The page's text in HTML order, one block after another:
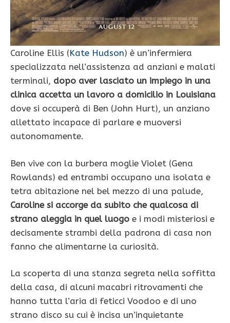
Caroline Ellis (Kate Hudson) è un’infermiera
specializzata nell’assistenza ad anziani e malati
terminali, dopo aver lasciato un impiego in una
clinica accetta un lavoro a domicilio in Louisiana
dove si occuperà di Ben (John Hurt), un anziano
allettato incapace di parlare e muoversi
autonomamente.
Ben vive con la burbera moglie Violet (Gena
Rowlands) ed entrambi occupano una isolata e
tetra abitazione nel bel mezzo di una palude,
Caroline si accorge da subito che qualcosa di
strano aleggia in quel luogo e i modi misteriosi e
decisamente strambi della padrona di casa non
fanno che alimentarne la curiosità.
La scoperta di una stanza segreta nella soffitta
della casa, di alcuni macabri ritrovamenti che
hanno tutta l’aria di feticci Voodoo e di uno
strano disco su cui è incisa un’inquietante